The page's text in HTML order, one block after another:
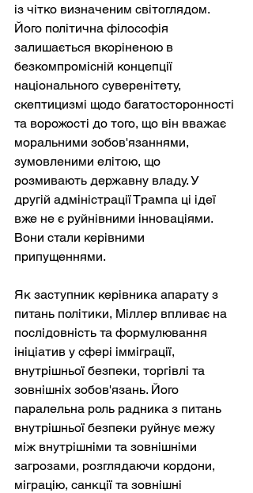
із чітко визначеним світоглядом.
Його політична філософія
залишається вкоріненою в
безкомпромісній концепції
національного суверенітету,
скептицизмі щодо багатосторонності
та ворожості до того, що він вважає
моральними зобов'язаннями,
зумовленими елітою, що
розмивають державну владу. У
другій адміністрації Трампа ці ідеї
вже не є руйнівними інноваціями.
Вони стали керівними
припущеннями.
Як заступник керівника апарату з
питань політики, Міллер впливає на
послідовність та формулювання
ініціатив у сфері імміграції,
внутрішньої безпеки, торгівлі та
зовнішніх зобов'язань. Його
паралельна роль радника з питань
внутрішньої безпеки руйнує межу
між внутрішніми та зовнішніми
загрозами, розглядаючи кордони,
міграцію, санкції та зовнішні